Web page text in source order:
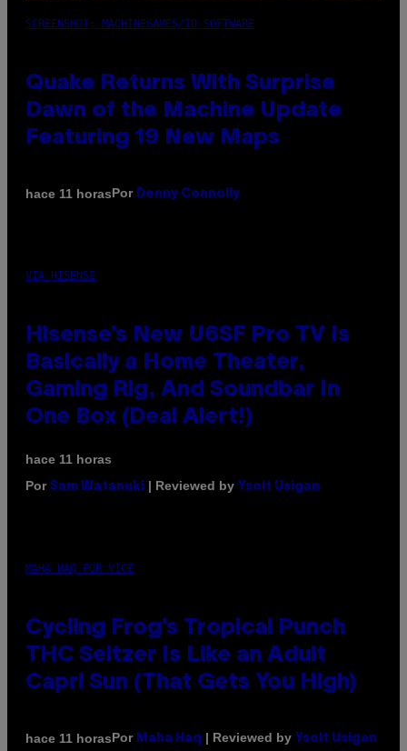
SCREENSHOT: MACHINEGAMES/ID SOFTWARE
Quake Returns With Surprise
Dawn of the Machine Update
Featuring 19 New Maps
hace 11 horasPor Denny Connolly
VIA HISENSE
Hisense’s New U6SF Pro TV Is
Basically a Home Theater,
Gaming Rig, And Soundbar In
One Box (Deal Alert!)
hace 11 horas
Por Sam Watanuki | Reviewed by Ysolt Usigan
MAHA HAQ FOR VICE
Cycling Frog’s Tropical Punch
THC Seltzer Is Like an Adult
Capri Sun (That Gets You High)
hace 11 horasPor Maha Haq | Reviewed by Ysolt Usigan